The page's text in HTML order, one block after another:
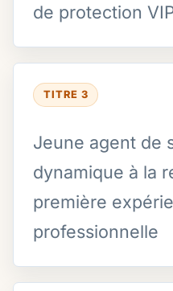
de protection
TITRE 3
Jeune agent de
dynamique à la
première
professionnelle